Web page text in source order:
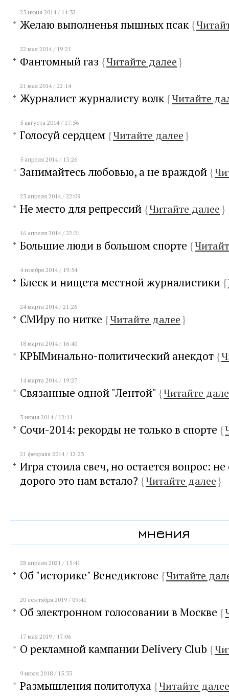
25 июня 2014 / 14:32
Желаю выполненья пышных псак{
22 мая 2014 / 19:21
Фантомный газ {Читайте далее}
21 мая 2014 / 22:14
Журналист журналисту волк{Читайте
5 августа 2014 / 17:56
Голосуй сердцем {Читайте далее}
5 апреля 2014 / 13:26
Занимайтесь любовью, а не враждой {
23 апреля 2014 / 22:09
Не место для репрессий {Читайте далее}
16 апреля 2014 / 22:21
Большие люди в большом спорте {
4 ноября 2014 / 19:54
Блеск и нищета местной журналистики {
24 марта 2014 / 21:26
СМИру по нитке {Читайте далее}
18 марта 2014 / 16:40
КРЫМинально-политический анекдот {
14 марта 2014 / 19:27
Связанные одной "Лентой" {Читайте
3 июня 2014 / 12:11
Сочи-2014: рекорды не только в спорте {
21 февраля 2014 / 12:23
Игра стоила свеч, но остается вопрос:
дорого это нам встало? {Читайте далее}
мнения
28 апреля 2021 / 15:41
Об "историке" Венедиктове {Читайте
20 сентября 2019 / 09:41
Об электронном голосовании в Москве {
17 мая 2019 / 17:06
О рекламной кампании Delivery Club {
9 июля 2018 / 15:33
Размышления политолуха {Читайте далее